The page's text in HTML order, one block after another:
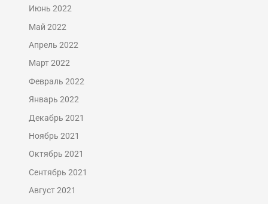
Июнь 2022
Май 2022
Апрель 2022
Март 2022
Февраль 2022
Январь 2022
Декабрь 2021
Ноябрь 2021
Октябрь 2021
Сентябрь 2021
Август 2021